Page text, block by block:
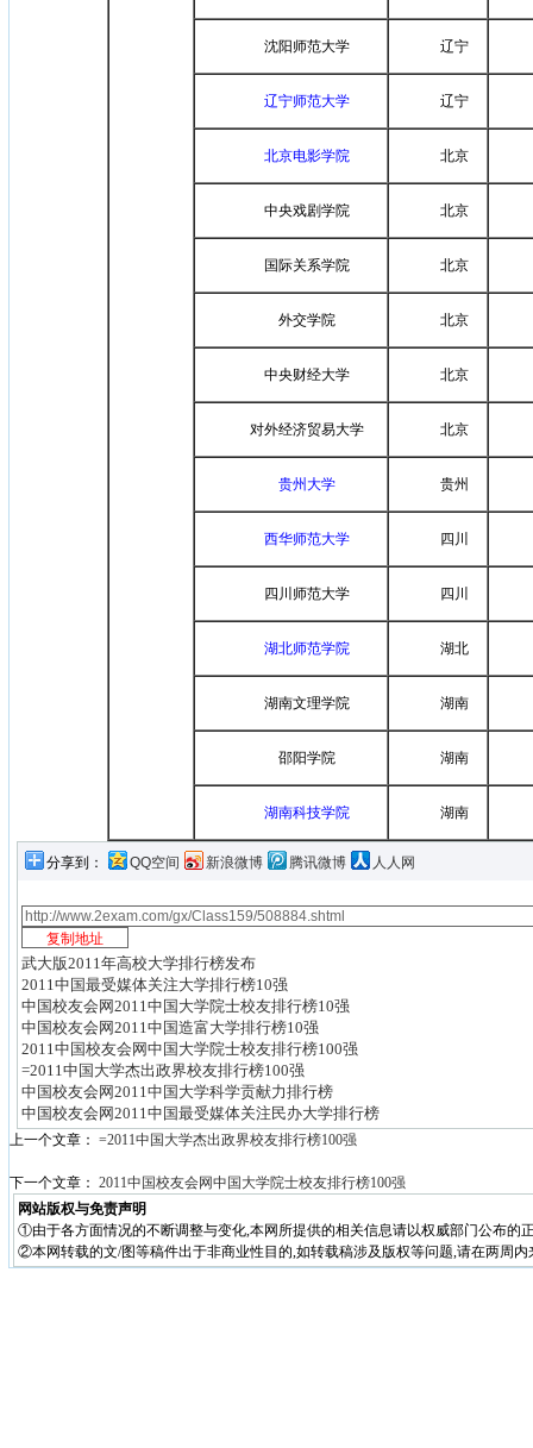
沈阳师范大学 辽宁
辽宁师范大学 辽宁
北京电影学院 北京
中央戏剧学院 北京
国际关系学院 北京
外交学院 北京
中央财经大学 北京
对外经济贸易大学 北京
贵州大学 贵州
西华师范大学 四川
四川师范大学 四川
湖北师范学院 湖北
湖南文理学院 湖南
邵阳学院 湖南
湖南科技学院 湖南
分享到： QQ空间 新浪微博 腾讯微博 人人网
武大版2011年高校大学排行榜发布
2011中国最受媒体关注大学排行榜10强
中国校友会网2011中国大学院士校友排行榜10强
中国校友会网2011中国造富大学排行榜10强
2011中国校友会网中国大学院士校友排行榜100强
=2011中国大学杰出政界校友排行榜100强
中国校友会网2011中国大学科学贡献力排行榜
中国校友会网2011中国最受媒体关注民办大学排行榜
上一个文章： =2011中国大学杰出政界校友排行榜100强
下一个文章： 2011中国校友会网中国大学院士校友排行榜100强
网站版权与免责声明
①由于各方面情况的不断调整与变化,本网所提供的相关信息请以权威部门公布的
②本网转载的文/图等稿件出于非商业性目的,如转载稿涉及版权等问题,请在两周内